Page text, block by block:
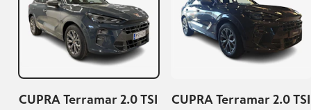
CUPRA Terramar 2.0 TSI
CUPRA Terramar 2.0 TSI